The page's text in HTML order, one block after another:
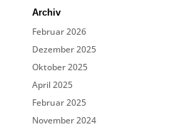
Archiv
Februar 2026
Dezember 2025
Oktober 2025
April 2025
Februar 2025
November 2024